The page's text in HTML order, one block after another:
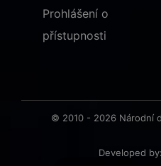
Prohlášení o
přístupnosti
© 2010 - 2026 Národní
Developed by: